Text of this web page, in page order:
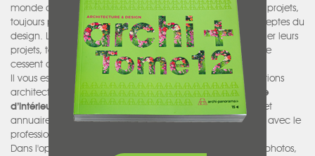
monde de l'architecture ne cesse de se développer et les projets,
toujours plus impressionnants, sont au rendez-vous des adeptes du
design. Les architectes de la liste ont la volonté de partager leurs
projets, toujours plus audacieux, toujours plus grands, et ne
cessent de nous impressionner.
Il vous est possible aujourd'hui de pouvoir profiter de créations
architecturales à travers lesquelles le travail de l'architecte
d’intérieur
se fait ressentir. Vous pourrez donc profiter de cet
annuaire d'architectes d'intérieur afin de prendre contact avec le
professionnel en cohérence avec votre projet.
Dans l'optique de valoriser leurs créations, par le biais de photos,